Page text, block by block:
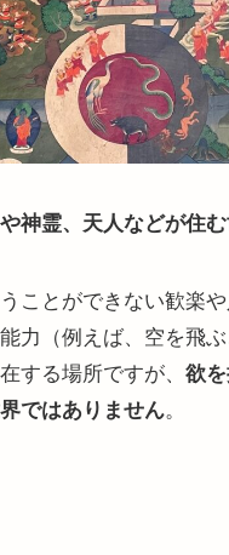
神霊、天人などが住
ことができない歓楽
力（例えば、空を飛
する場所ですが、 欲
ではありません。